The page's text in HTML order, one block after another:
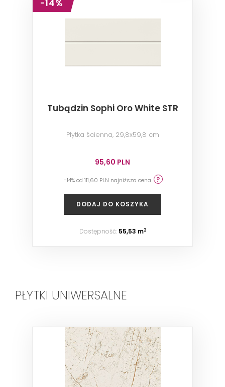
-14%
Tubądzin Sophi Oro White STR
Płytka ścienna, 29,8x59,8 cm
95,60 PLN
-14% od 111,60 PLN najniższa cena
DODAJ DO KOSZYKA
Dostępność: 55,53 m2
PŁYTKI UNIWERSALNE